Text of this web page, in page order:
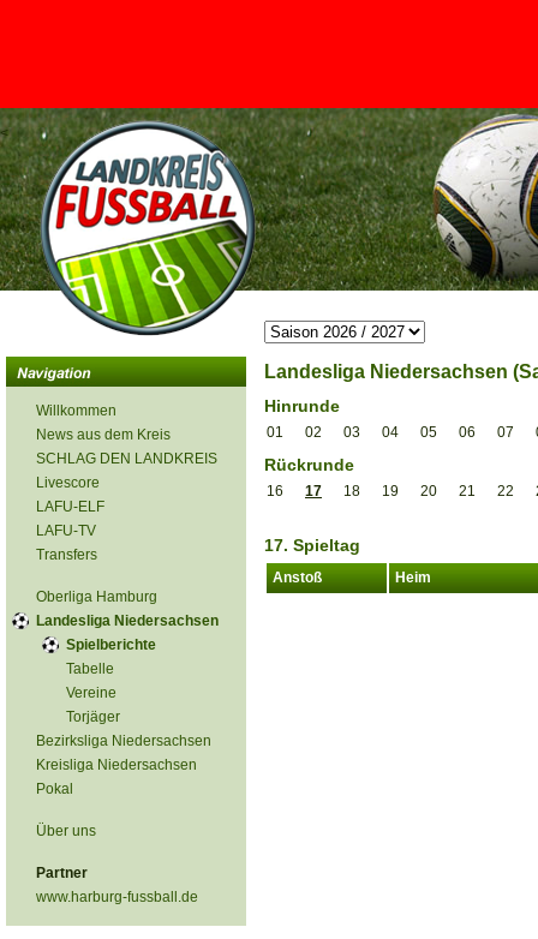
<
Willkommen
News aus dem Kreis
SCHLAG DEN LANDKREIS
Livescore
LAFU-ELF
LAFU-TV
Transfers
Oberliga Hamburg
Landesliga Niedersachsen
Spielberichte
Tabelle
Vereine
Torjäger
Bezirksliga Niedersachsen
Kreisliga Niedersachsen
Pokal
Über uns
Partner
www.harburg-fussball.de
Landesliga Niedersachsen
Hinrunde
01 02 03 04 05 06 07
Rückrunde
16 17 18 19 20 21 22
17. Spieltag
Anstoß Heim